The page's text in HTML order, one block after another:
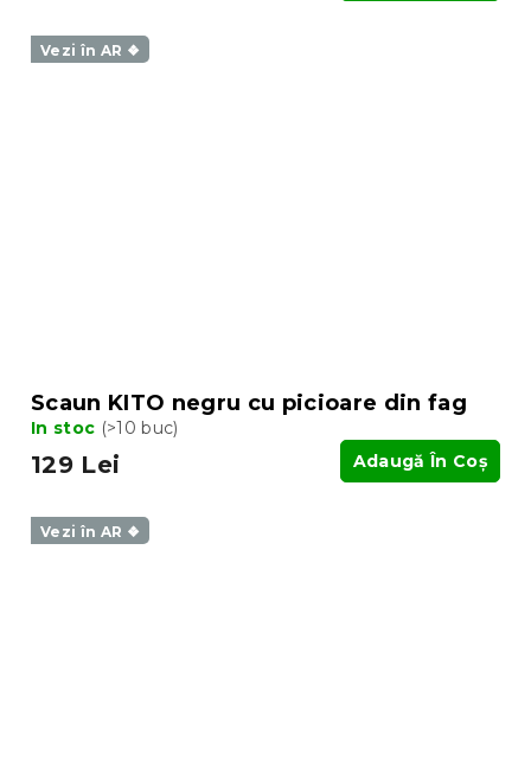
Vezi în AR ❖
Scaun KITO negru cu picioare din fag
In stoc (>10 buc)
129 Lei Adaugă În Coş
Vezi în AR ❖